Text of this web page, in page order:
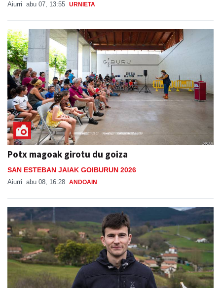
Aiurri abu 07, 13:55 URNIETA
Potx magoak girotu du goiza
SAN ESTEBAN JAIAK GOIBURUN 2026
Aiurri abu 08, 16:28 ANDOAIN